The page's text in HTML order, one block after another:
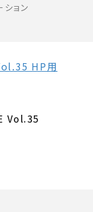
ション
Vol.35